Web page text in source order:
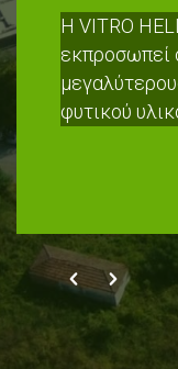
2007
Το
2010
IPS
Η VITRO
εκπροσωπεί
φυτικού